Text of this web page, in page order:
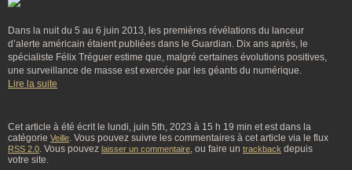
Dans la nuit du 5 au 6 juin 2013, les premières révélations du lanceur
d’alerte américain étaient publiées dans le Guardian. Dix ans après, le
spécialiste Félix Tréguer estime que, malgré certaines évolutions positives,
une surveillance de masse est exercée par les géants du numérique.
Lire la suite
Cet article à été écrit le lundi, juin 5th, 2023 à 15 h 19 min et est dans la
catégorie Veille. Vous pouvez suivre les commentaires à cet article via le flux
RSS 2.0. Vous pouvez laisser un commentaire, ou faire un trackback depuis
votre site.